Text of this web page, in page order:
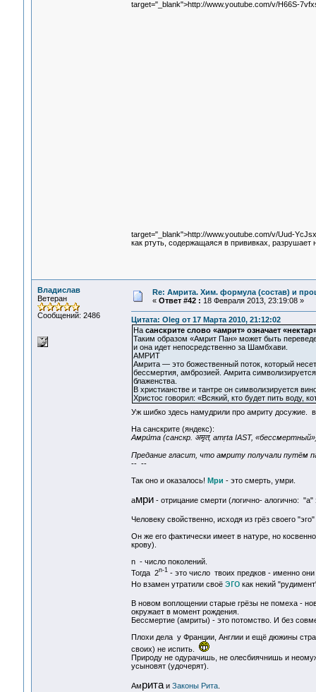
target="_blank">http://www.youtube.com/v/H66S-
target="_blank">http://www.youtube.com/v/Uud-
как ртуть, содержащаяся в прививках, разрушает
Владислав
Ветеран
Сообщений: 2486
Re: Амрита. Хим. формула (состав) и
« Ответ #42 : 18 Февраля 2013, 23:19:08 »
Цитата: Oleg от 17 Марта 2010, 21:12:02
На санскрите слово «амрит» означает
Таким образом «Амрит Пан» может быть
и она идет непосредственно за Шамбхави.
АМРИТ
Амрита — это божественный поток, который
бессмертия, амброзией. Амрита
блаженства.
В христианстве и тантре он символизируется
Христос говорил: «Всякий, кто будет пить воду,
Уж шибко здесь намудрили про амриту досужие.
На санскрите (яндекс):
Амри́та (санскр. अमृत, amṛta IAST,
Предание гласит, что амриту получали путём
-- --
Так оно и оказалось! Мри - это смерть, умри.
амри - отрицание смерти (логично- алогично: "а"
Человеку свойственно, исходя из грёз своего
Он же его фактически имеет в натуре, но
крову).
n - число поколений.
Тогда 2n-1- это число твоих предков - именно
Но взамен утратили своё эгокак некий
В новом воплощении старые грёзы не помеха -
окружает в момент рождения.
Бессмертие (амриты) - это потомство. И без
Плохи дела у Франции, Англии и ещё дюжины
своих) не испить.
Природу не одурачишь, не олесбиячнишь и
усыновят (удочерят).
Амритаи Законы Рита.